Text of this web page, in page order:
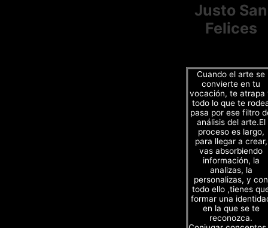
Justo San
Felices
Cuando el arte se
convierte en tu
vocación, te atrapa
todo lo que te
pasa por ese filtro
análisis del arte.El
proceso es largo,
para llegar a crear,
vas absorbiendo
información, la
analizas, la
personalizas, y con
todo ello ,tienes
formar una
en la que se te
reconozca.